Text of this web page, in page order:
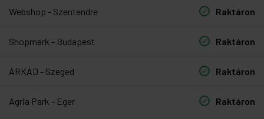
Webshop - Szentendre Raktáron
Shopmark - Budapest Raktáron
ÁRKÁD - Szeged Raktáron
Agria Park - Eger Raktáron